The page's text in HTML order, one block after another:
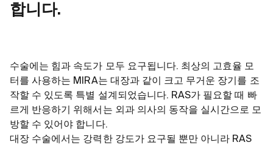
합니다.
수술에는 힘과 속도가 모두 요구됩니다. 최상의 고효율 모
터를 사용하는 MIRA는 대장과 같이 크고 무거운 장기를 조
작할 수 있도록 특별 설계되었습니다. RAS가 필요할 때 빠
르게 반응하기 위해서는 외과 의사의 동작을 실시간으로 모
방할 수 있어야 합니다.
대장 수술에서는 강력한 강도가 요구될 뿐만 아니라 RAS